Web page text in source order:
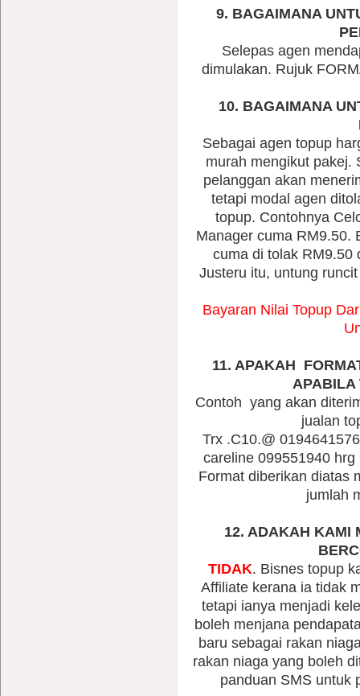
9. BAGAIMANA
Selepas agen
dimulakan. Rujuk
10. BAGAIMANA
Sebagai agen topup
murah mengikut pakej.
pelanggan akan
tetapi modal agen
topup. Contohnya
Manager cuma RM9.50.
cuma di tolak RM9.50
Justeru itu, untung
Bayaran Nilai Topup
11. APAKAH
APABILA
Contoh yang akan
jualan
Trx .C10.@
careline 099551940
Format diberikan diatas
jumlah
12. ADAKAH KAMI
TIDAK. Bisnes topup
Affiliate kerana ia tidak
tetapi ianya menjadi
boleh menjana
baru sebagai rakan
rakan niaga yang boleh
panduan SMS untuk